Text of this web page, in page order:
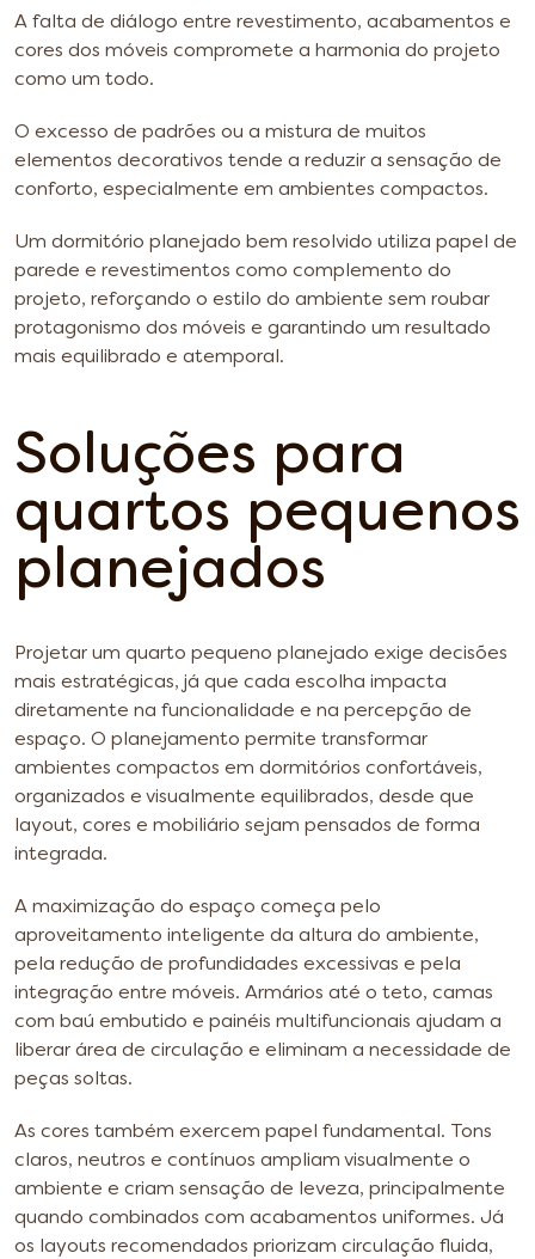
A falta de diálogo entre revestimento, acabamentos e
cores dos móveis compromete a harmonia do projeto
como um todo.
O excesso de padrões ou a mistura de muitos
elementos decorativos tende a reduzir a sensação de
conforto, especialmente em ambientes compactos.
Um dormitório planejado bem resolvido utiliza papel de
parede e revestimentos como complemento do
projeto, reforçando o estilo do ambiente sem roubar
protagonismo dos móveis e garantindo um resultado
mais equilibrado e atemporal.
Soluções para
quartos pequenos
planejados
Projetar um quarto pequeno planejado exige decisões
mais estratégicas, já que cada escolha impacta
diretamente na funcionalidade e na percepção de
espaço. O planejamento permite transformar
ambientes compactos em dormitórios confortáveis,
organizados e visualmente equilibrados, desde que
layout, cores e mobiliário sejam pensados de forma
integrada.
A maximização do espaço começa pelo
aproveitamento inteligente da altura do ambiente,
pela redução de profundidades excessivas e pela
integração entre móveis. Armários até o teto, camas
com baú embutido e painéis multifuncionais ajudam a
liberar área de circulação e eliminam a necessidade de
peças soltas.
As cores também exercem papel fundamental. Tons
claros, neutros e contínuos ampliam visualmente o
ambiente e criam sensação de leveza, principalmente
quando combinados com acabamentos uniformes. Já
os layouts recomendados priorizam circulação fluida,